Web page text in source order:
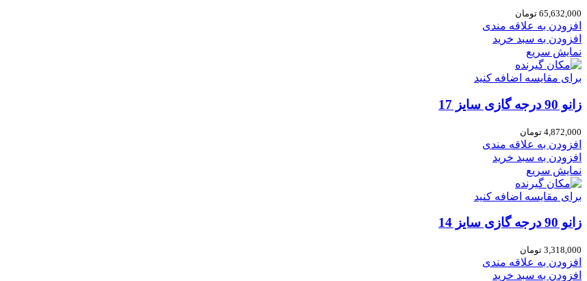
65,632,000 تومان
افزودن به علاقه مندی
افزودن به سبد خرید
نمایش سریع
برای مقایسه اضافه کنید
زانو 90 درجه گازی سایز 17
4,872,000 تومان
افزودن به علاقه مندی
افزودن به سبد خرید
نمایش سریع
برای مقایسه اضافه کنید
زانو 90 درجه گازی سایز 14
3,318,000 تومان
افزودن به علاقه مندی
افزودن به سبد خرید